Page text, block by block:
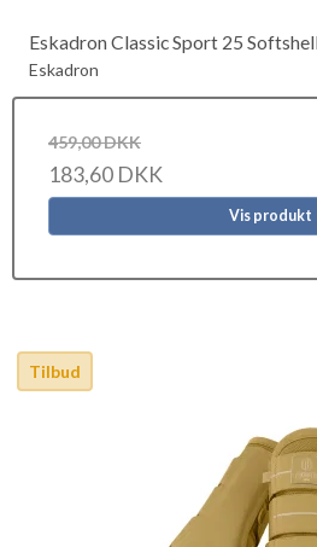
Eskadron Classic Sport 25
Eskadron
459,00 DKK
183,60 DKK
Vis produkt
Tilbud